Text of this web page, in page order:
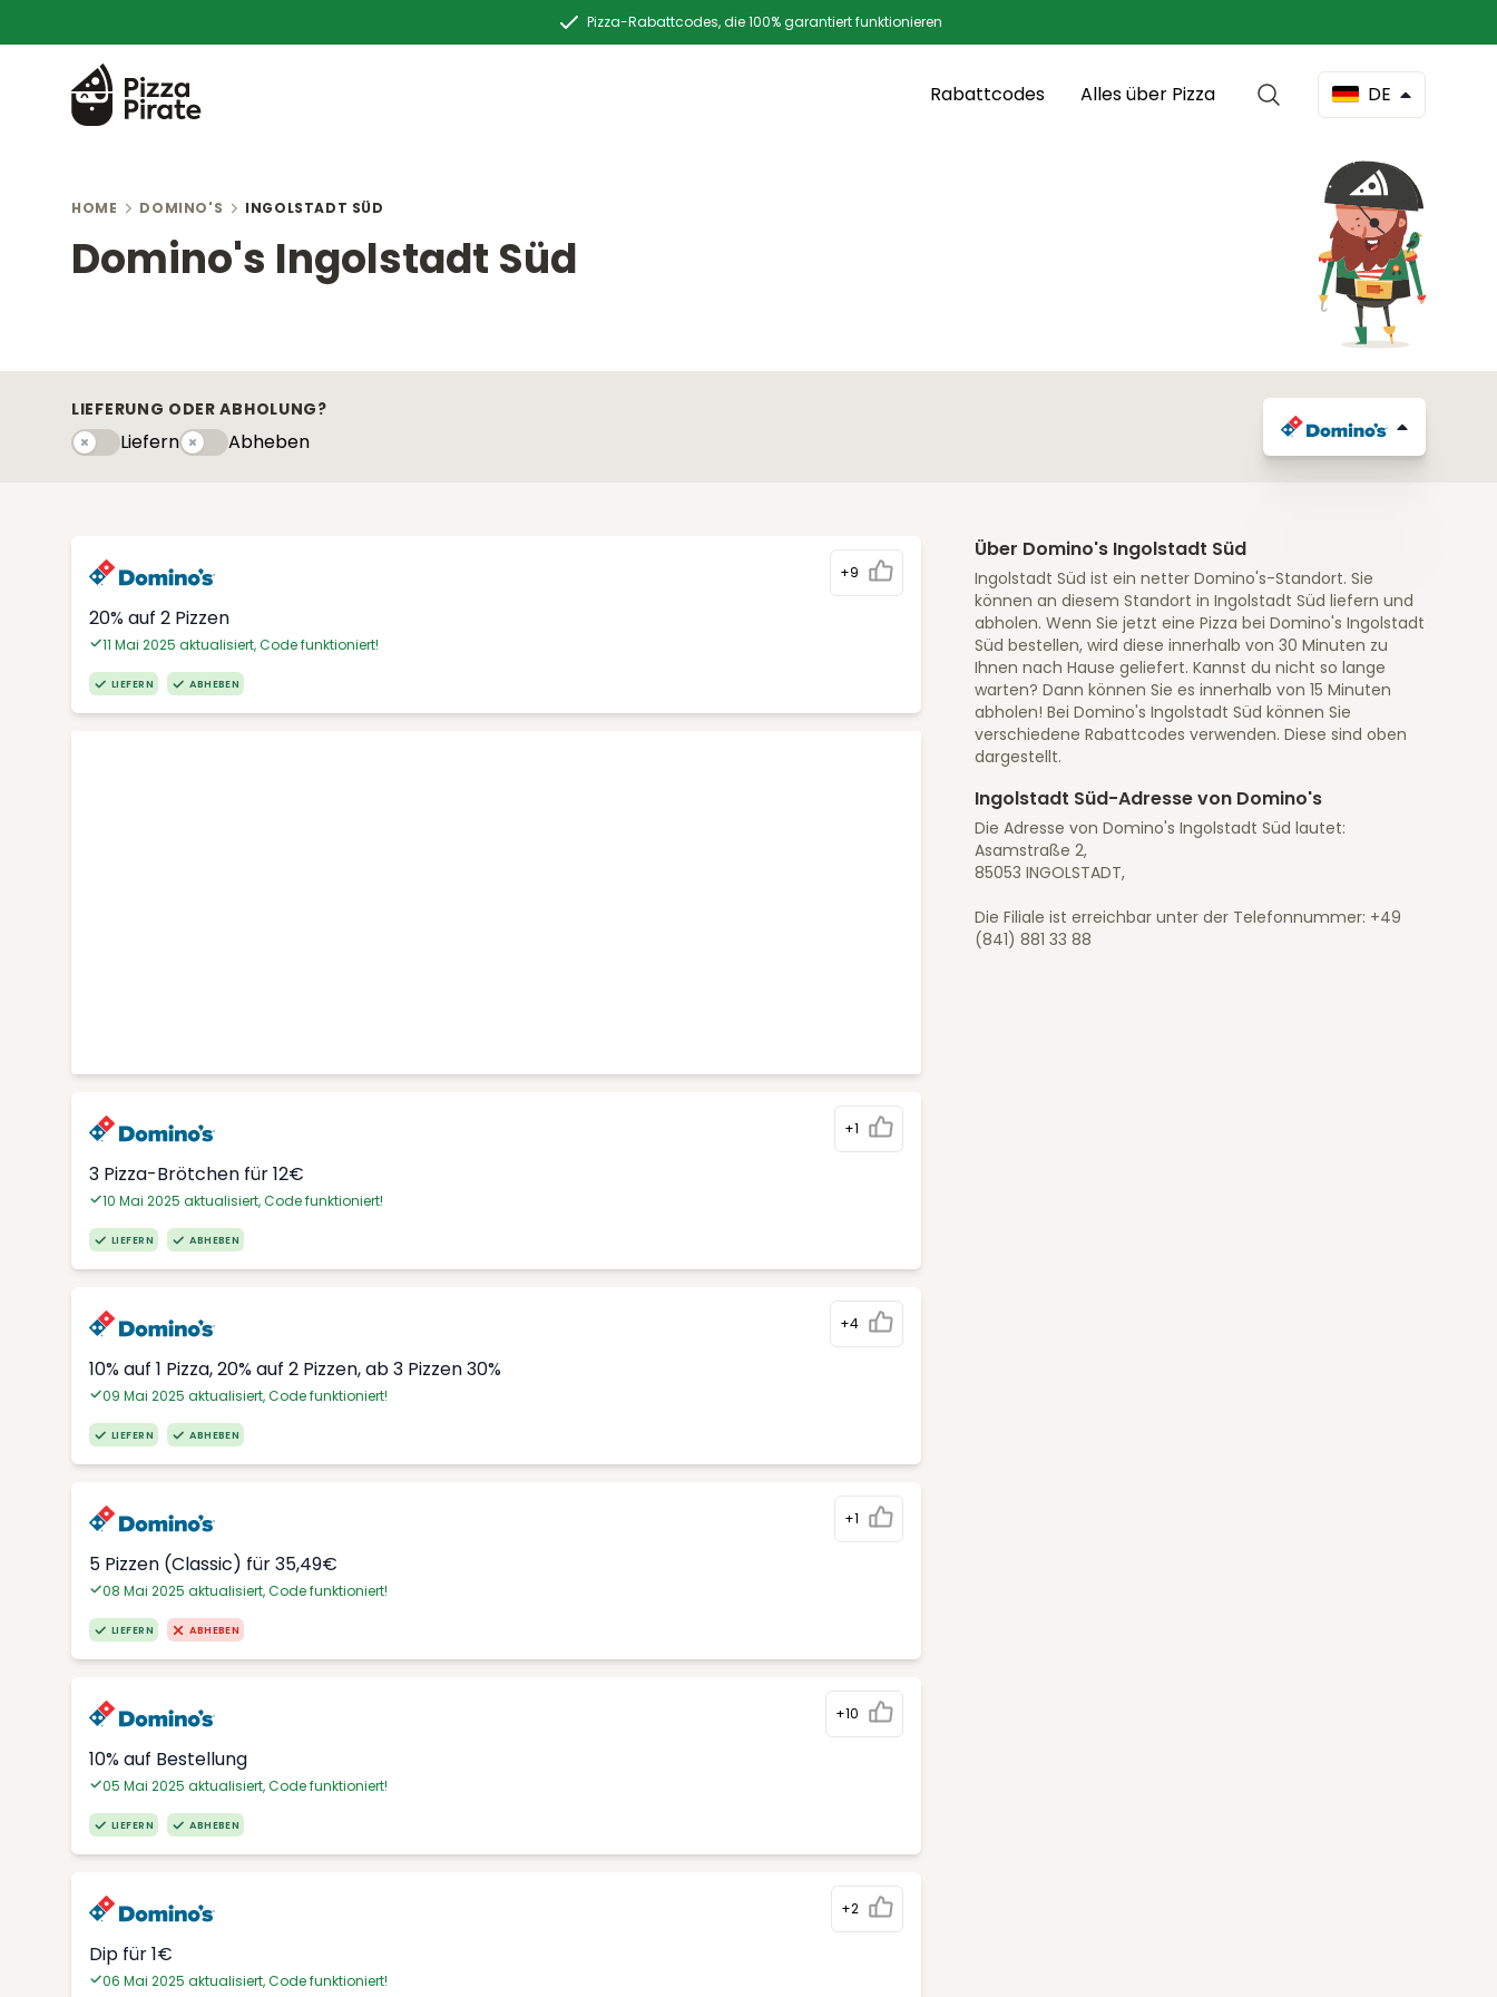
Pizza-Rabattcodes, die 100% garantiert funktionieren
Rabattcodes Alles über Pizza DE
HOME DOMINO'S INGOLSTADT SÜD
Domino's Ingolstadt Süd
LIEFERUNG ODER ABHOLUNG?
LiefernLiefernAbhebeny
Abheben
+9
20% auf 2 Pizzen
11 Mai 2025 aktualisiert, Code funktioniert!
LIEFERN ABHEBEN
+1
3 Pizza-Brötchen für 12€
10 Mai 2025 aktualisiert, Code funktioniert!
LIEFERN ABHEBEN
+4
10% auf 1 Pizza, 20% auf 2 Pizzen, ab 3 Pizzen 30%
09 Mai 2025 aktualisiert, Code funktioniert!
LIEFERN ABHEBEN
+1
5 Pizzen (Classic) für 35,49€
08 Mai 2025 aktualisiert, Code funktioniert!
LIEFERN ABHEBEN
+10
10% auf Bestellung
05 Mai 2025 aktualisiert, Code funktioniert!
LIEFERN ABHEBEN
+2
Dip für 1€
06 Mai 2025 aktualisiert, Code funktioniert!
Über Domino's Ingolstadt Süd
Ingolstadt Süd ist ein netter Domino's-Standort. Sie
können an diesem Standort in Ingolstadt Süd liefern und
abholen. Wenn Sie jetzt eine Pizza bei Domino's Ingolstadt
Süd bestellen, wird diese innerhalb von 30 Minuten zu
Ihnen nach Hause geliefert. Kannst du nicht so lange
warten? Dann können Sie es innerhalb von 15 Minuten
abholen! Bei Domino's Ingolstadt Süd können Sie
verschiedene Rabattcodes verwenden. Diese sind oben
dargestellt.
Ingolstadt Süd-Adresse von Domino's
Die Adresse von Domino's Ingolstadt Süd lautet:
Asamstraße 2,
85053 INGOLSTADT,
Die Filiale ist erreichbar unter der Telefonnummer: +49
(841) 881 33 88